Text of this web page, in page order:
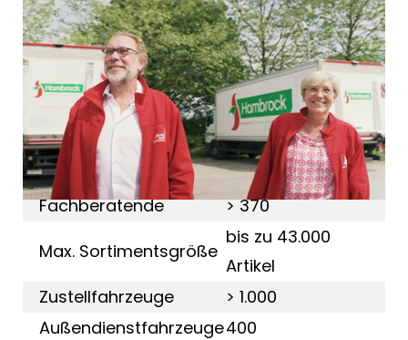
Service-Bund Daten & Fakten
Gründung
1973
Standorte
43
Mitarbeitende
> 5.000
Auszubildende
> 200
Fachberatende
> 370
Max. Sortimentsgröße
bis zu 43.000
Artikel
Zustellfahrzeuge
> 1.000
Außendienstfahrzeuge400